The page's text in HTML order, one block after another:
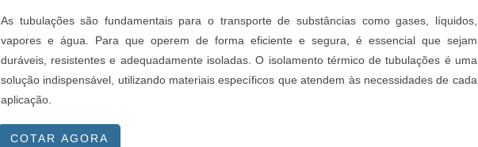
As tubulações são fundamentais para o transporte de substâncias como gases, líquidos,
vapores e água. Para que operem de forma eficiente e segura, é essencial que sejam
duráveis, resistentes e adequadamente isoladas. O isolamento térmico de tubulações é uma
solução indispensável, utilizando materiais específicos que atendem às necessidades de cada
aplicação.
COTAR AGORA